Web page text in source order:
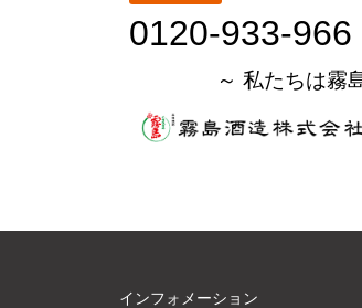
0120-933-966
～ 私たちは霧
インフォメーション